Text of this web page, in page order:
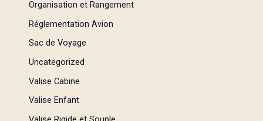
Organisation et Rangement
Réglementation Avion
Sac de Voyage
Uncategorized
Valise Cabine
Valise Enfant